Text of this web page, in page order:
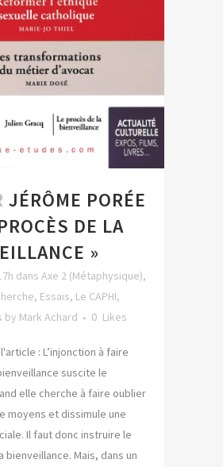
JÉRÔME PORÉE
DE LA
»
dans Axe 2 (Métaphysique),
, Essais, Le CAPHI,
by Mark Achard 0 Likes
: L’injonction à faire
suscite le
elle cherche à faire oublier
moyens et dissimule une
Il faut donc instruire le
bienveillance. Mais, dans un